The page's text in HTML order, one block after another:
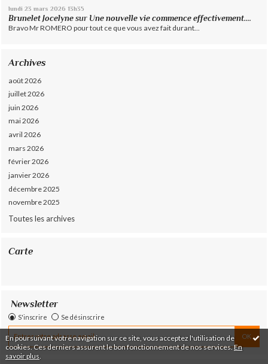
En poursuivant votre navigation sur ce site, vous acceptez l'utilisation de
cookies. Ces derniers assurent le bon fonctionnement de nos services.En
savoir plus
lundi 23 mars 2026 13h35
Brunelet Jocelyne sur Une nouvelle vie commence effectivement....
Bravo Mr ROMERO pour tout ce que vous avez fait durant...
Archives
août 2026
juillet 2026
juin 2026
mai 2026
avril 2026
mars 2026
février 2026
janvier 2026
décembre 2025
novembre 2025
Toutes les archives
Carte
Newsletter
S'inscrire Se désinscrire